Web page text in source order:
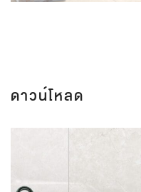
ดาวน์โหลด